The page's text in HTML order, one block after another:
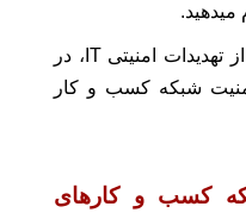
میدهید.
برای کمک به شما در جلوگیری از تهدیدات امنیتی IT، در
امنیت شبکه کسب و کار
کسب و کارهای